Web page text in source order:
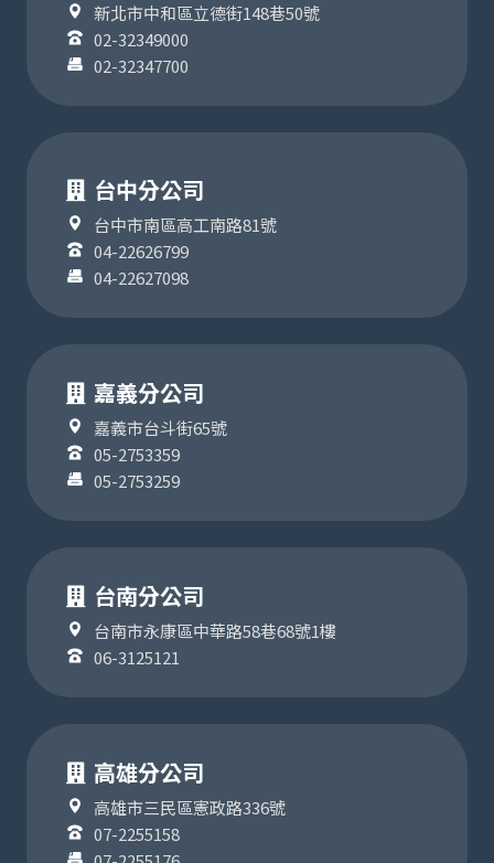
新北市中和區立德街148巷50號
02-32349000
02-32347700
台中分公司
台中市南區高工南路81號
04-22626799
04-22627098
嘉義分公司
嘉義市台斗街65號
05-2753359
05-2753259
台南分公司
台南市永康區中華路58巷68號1樓
06-3125121
高雄分公司
高雄市三民區憲政路336號
07-2255158